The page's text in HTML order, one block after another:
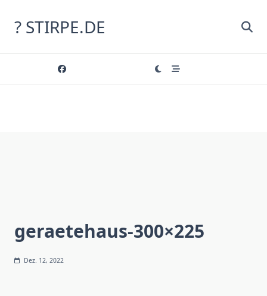
content
? STIRPE.DE
geraetehaus-300×225
Dez. 12, 2022